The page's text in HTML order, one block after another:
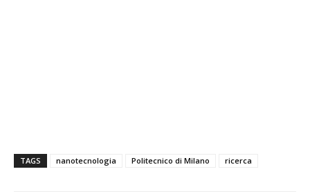
TAGS nanotecnologia Politecnico di Milano ricerca